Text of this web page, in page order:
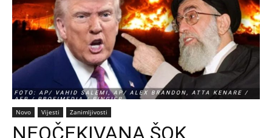
Novo Vijesti Zanimljivosti
NEOČEKIVANA ŠOK